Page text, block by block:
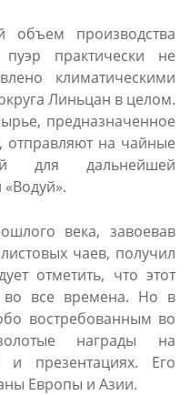
объем производства
практически не
климатическими
Линьцан в целом.
предназначенное
отправляют на чайные
для дальнейшей
века, завоевав
чаев, получил
отметить, что этот
все времена. Но в
востребованным во
награды на
и презентациях. Его
Европы и Азии.